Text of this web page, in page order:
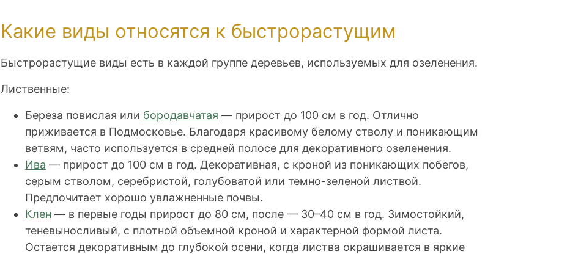
Какие виды относятся к быстрорастущим
Быстрорастущие виды есть в каждой группе деревьев, используемых для озеленения.
Лиственные:
Береза повислая или бородавчатая — прирост до 100 см в год. Отлично
приживается в Подмосковье. Благодаря красивому белому стволу и поникающим
ветвям, часто используется в средней полосе для декоративного озеленения.
Ива — прирост до 100 см в год. Декоративная, с кроной из поникающих побегов,
серым стволом, серебристой, голубоватой или темно-зеленой листвой.
Предпочитает хорошо увлажненные почвы.
Клен — в первые годы прирост до 80 см, после — 30–40 см в год. Зимостойкий,
теневыносливый, с плотной объемной кроной и характерной формой листа.
Остается декоративным до глубокой осени, когда листва окрашивается в яркие